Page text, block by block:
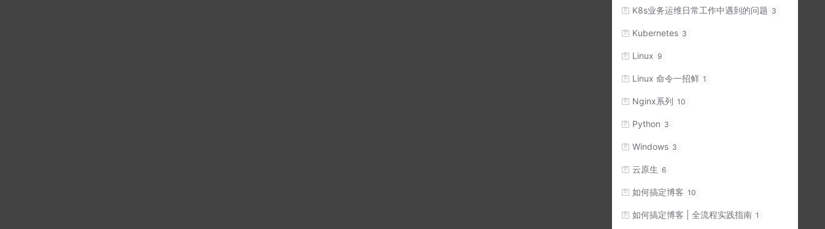
K8s业务运维日常工作中遇到的问题 3
Kubernetes 3
Linux 9
Linux 命令一招鲜 1
Nginx系列 10
Python 3
Windows 3
云原生 6
如何搞定博客 10
如何搞定博客 | 全流程实践指南 1